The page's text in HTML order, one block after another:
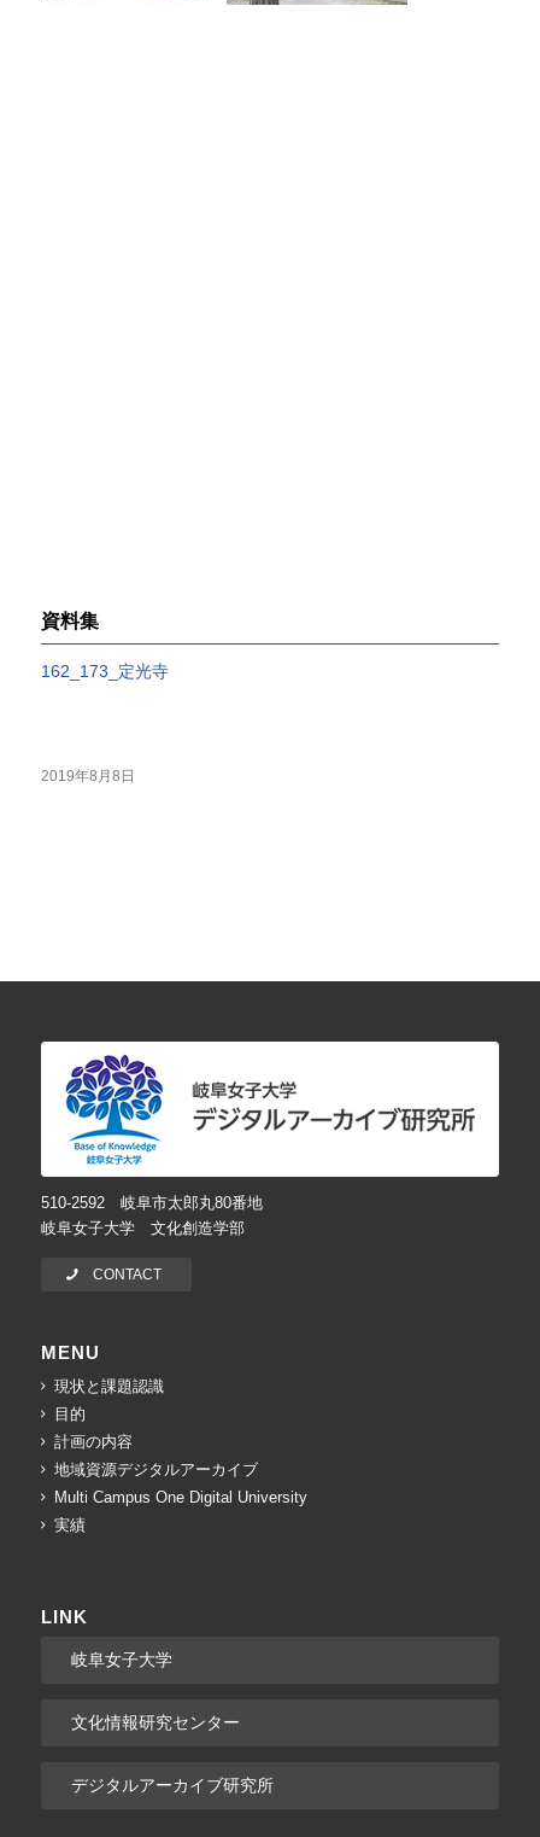
資料集
162_173_定光寺
2019年8月8日
510-2592 岐阜市太郎丸80番地
岐阜女子大学 文化創造学部
CONTACT
MENU
現状と課題認識
目的
計画の内容
地域資源デジタルアーカイブ
Multi Campus One Digital University
実績
LINK
岐阜女子大学
文化情報研究センター
デジタルアーカイブ研究所